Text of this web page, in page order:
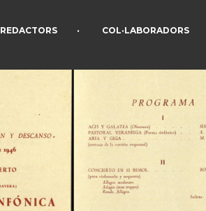
REDACTORS • COL·LABORADORS